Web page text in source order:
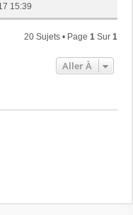
15:39
20 Sujets • Page 1 Sur 1
Aller À